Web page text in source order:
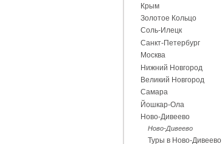
Крым
Золотое Кольцо
Соль-Илецк
Санкт-Петербург
Москва
Нижний Новгород
Великий Новгород
Самара
Йошкар-Ола
Ново-Дивеево
Ново-Дивеево
Туры в Ново-Дивеево